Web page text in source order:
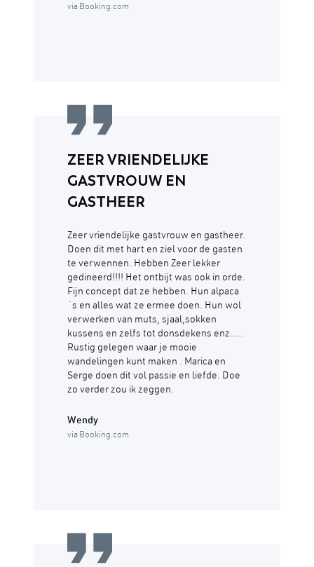
via Booking.com
ZEER VRIENDELIJKE
GASTVROUW EN
GASTHEER
Zeer vriendelijke gastvrouw en gastheer.
Doen dit met hart en ziel voor de gasten
te verwennen. Hebben Zeer lekker
gedineerd!!!! Het ontbijt was ook in orde.
Fijn concept dat ze hebben. Hun alpaca
´s en alles wat ze ermee doen. Hun wol
verwerken van muts, sjaal,sokken
kussens en zelfs tot donsdekens enz.....
Rustig gelegen waar je mooie
wandelingen kunt maken . Marica en
Serge doen dit vol passie en liefde. Doe
zo verder zou ik zeggen.
Wendy
via Booking.com